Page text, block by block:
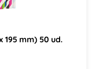
mm) 50 ud.